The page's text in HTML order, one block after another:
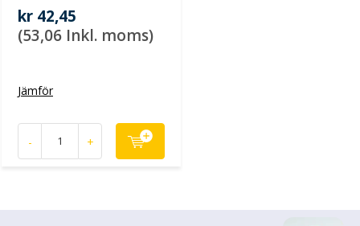
kr 42,45
(53,06 Inkl. moms)
Jämför
- +